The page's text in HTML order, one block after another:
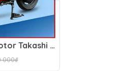
Xe Máy Điện DV Motor Takashi Pro (72V-30A) Bản Lithium